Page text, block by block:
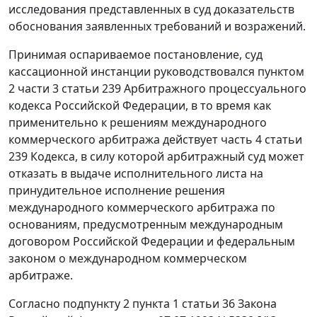
исследования представленных в суд доказательств
обоснования заявленных требований и возражений.
Принимая оспариваемое постановление, суд
кассационной инстанции руководствовался пунктом
2 части 3 статьи 239 Арбитражного процессуального
кодекса Российской Федерации, в то время как
применительно к решениям международного
коммерческого арбитража действует часть 4 статьи
239 Кодекса, в силу которой арбитражный суд может
отказать в выдаче исполнительного листа на
принудительное исполнение решения
международного коммерческого арбитража по
основаниям, предусмотренным международным
договором Российской Федерации и федеральным
законом о международном коммерческом
арбитраже.
Согласно подпункту 2 пункта 1 статьи 36 Закона